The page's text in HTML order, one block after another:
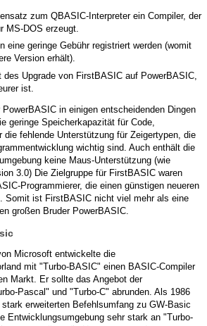
zum QBASIC-Interpreter ein Compiler, der
MS-DOS erzeugt.
eine geringe Gebühr registriert werden (womit
Version erhält).
Upgrade von FirstBASIC auf PowerBASIC,
ist.
in einigen entscheidenden Dingen
geringe Speicherkapazität für Code,
die fehlende Unterstützung für Zeigertypen, die
wichtig sind. Auch enthält die
keine Maus-Unterstützung (wie
3.0) Die Zielgruppe für FirstBASIC waren
Programmierer, die einen günstigen neueren
Somit ist FirstBASIC nicht viel mehr als eine
großen Bruder PowerBASIC.
Microsoft entwickelte die
mit "Turbo-BASIC" einen BASIC-Compiler
Markt. Er sollte das Angebot der
Pascal" und "Turbo-C" abrunden. Als 1986
erweiterten Befehlsumfang zu GW-Basic
Entwicklungsumgebung sehr stark an "Turbo-